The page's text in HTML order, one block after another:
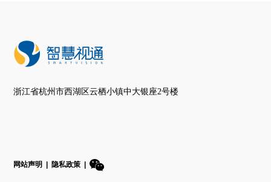
浙江省杭州市西湖区云栖小镇中大银座2号楼
网站声明 隐私政策 |